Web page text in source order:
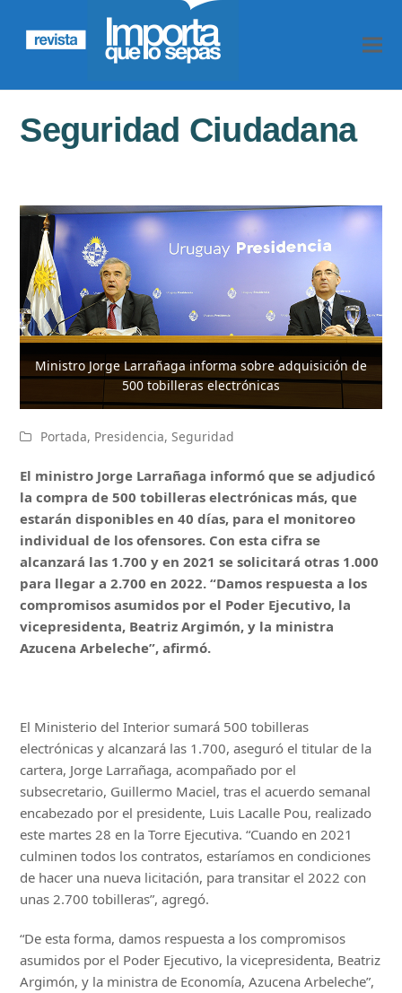
Seguridad Ciudadana
Ministro Jorge Larrañaga informa sobre adquisición de
500 tobilleras electrónicas
Portada, Presidencia,Seguridad
El ministro Jorge Larrañaga informó que se adjudicó
la compra de 500 tobilleras electrónicas más, que
estarán disponibles en 40 días, para el monitoreo
individual de los ofensores. Con esta cifra se
alcanzará las 1.700 y en 2021 se solicitará otras 1.000
para llegar a 2.700 en 2022. “Damos respuesta a los
compromisos asumidos por el Poder Ejecutivo, la
vicepresidenta, Beatriz Argimón, y la ministra
Azucena Arbeleche”, afirmó.
El Ministerio del Interior sumará 500 tobilleras
electrónicas y alcanzará las 1.700, aseguró el titular de la
cartera, Jorge Larrañaga, acompañado por el
subsecretario, Guillermo Maciel, tras el acuerdo semanal
encabezado por el presidente, Luis Lacalle Pou, realizado
este martes 28 en la Torre Ejecutiva. “Cuando en 2021
culminen todos los contratos, estaríamos en condiciones
de hacer una nueva licitación, para transitar el 2022 con
unas 2.700 tobilleras”, agregó.
“De esta forma, damos respuesta a los compromisos
asumidos por el Poder Ejecutivo, la vicepresidenta, Beatriz
Argimón, y la ministra de Economía, Azucena Arbeleche”,